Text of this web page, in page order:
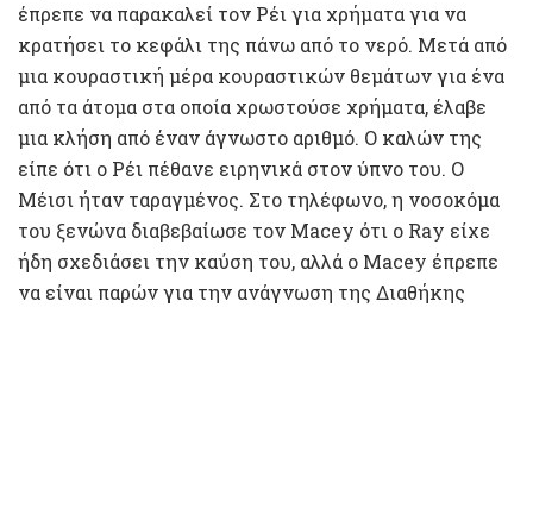
έπρεπε να παρακαλεί τον Ρέι για χρήματα για να
κρατήσει το κεφάλι της πάνω από το νερό. Μετά από
μια κουραστική μέρα κουραστικών θεμάτων για ένα
από τα άτομα στα οποία χρωστούσε χρήματα, έλαβε
μια κλήση από έναν άγνωστο αριθμό. Ο καλών της
είπε ότι ο Ρέι πέθανε ειρηνικά στον ύπνο του. Ο
Μέισι ήταν ταραγμένος. Στο τηλέφωνο, η νοσοκόμα
του ξενώνα διαβεβαίωσε τον Macey ότι ο Ray είχε
ήδη σχεδιάσει την καύση του, αλλά ο Macey έπρεπε
να είναι παρών για την ανάγνωση της Διαθήκης